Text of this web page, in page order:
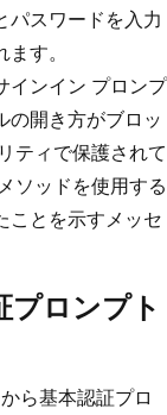
パスワードを入力
す。
インイン プロンプ
の開き方がブロッ
ティで保護されて
ソッドを使用する
ことを示すメッセ
プロンプト
ら基本認証プロ